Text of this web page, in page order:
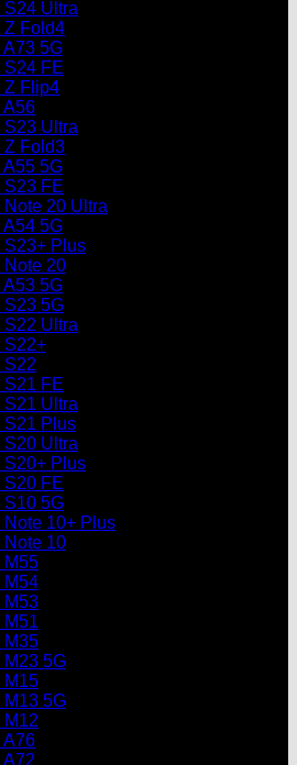
S24 Ultra
Z Fold4
5G
S24 FE
Z Flip4
A56
S23 Ultra
Z Fold3
5G
S23 FE
20 Ultra
5G
S23+ Plus
Note 20
5G
S23 5G
S22 Ultra
S22+
S22
S21 FE
S21 Ultra
S21 Plus
S20 Ultra
S20+ Plus
S20 FE
S10 5G
Note 10+ Plus
Note 10
M55
M54
M53
M51
M35
5G
M15
5G
M12
A76
A72